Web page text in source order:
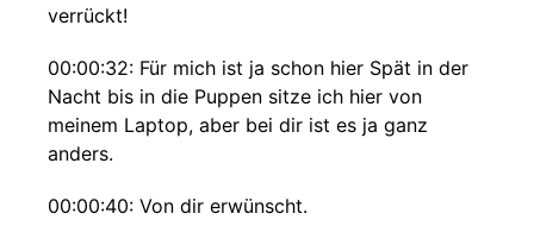
verrückt!
00:00:32: Für mich ist ja schon hier Spät in der
Nacht bis in die Puppen sitze ich hier von
meinem Laptop, aber bei dir ist es ja ganz
anders.
00:00:40: Von dir erwünscht.